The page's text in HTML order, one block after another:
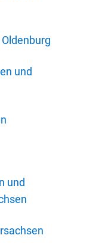
und
und